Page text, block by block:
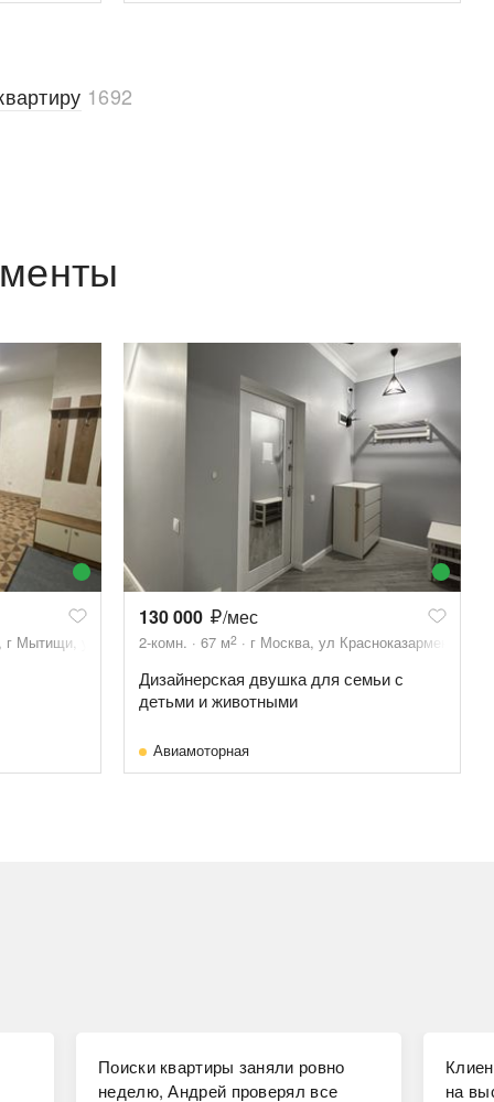
1692
г Мытищи, ул Колпакова, д 31
130 000 /мес
2-комн. 67 м2 г Москва, ул Красноказарменная,
Дизайнерская двушка для семьи с
детьми и животными
Авиамоторная
Поиски квартиры заняли ровно
неделю, Андрей проверял все
на